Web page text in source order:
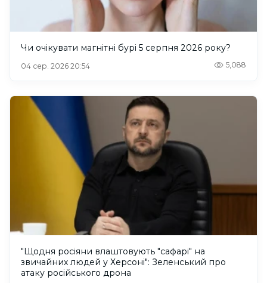
Чи очікувати магнітні бурі 5 серпня 2026 року?
04 сер. 2026 20:54 5,088
"Щодня росіяни влаштовують "сафарі" на
звичайних людей у Херсоні": Зеленський про
атаку російського дрона